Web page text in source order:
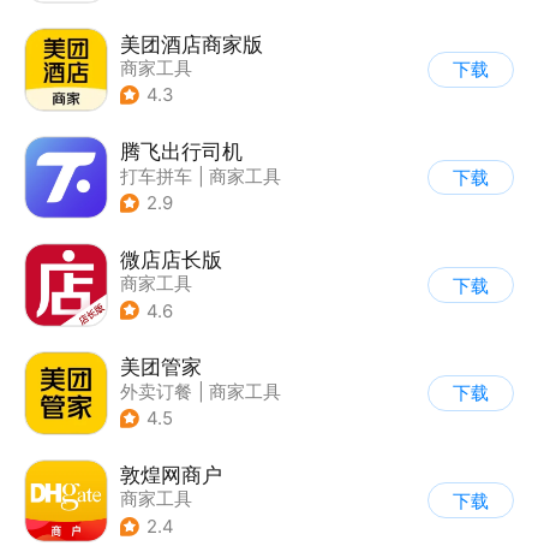
美团酒店商家版
商家工具
4.3
下载
腾飞出行司机
打车拼车
商家工具
2.9
下载
微店店长版
商家工具
4.6
下载
美团管家
外卖订餐
商家工具
4.5
下载
敦煌网商户
商家工具
2.4
下载